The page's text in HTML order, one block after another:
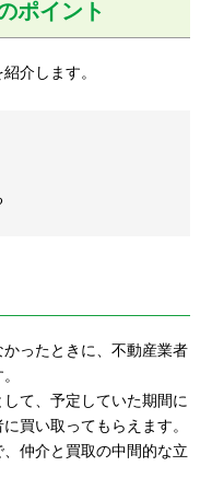
ポイント
介します。
ったときに、不動産業者
て、予定していた期間に
買い取ってもらえます。
仲介と買取の中間的な立